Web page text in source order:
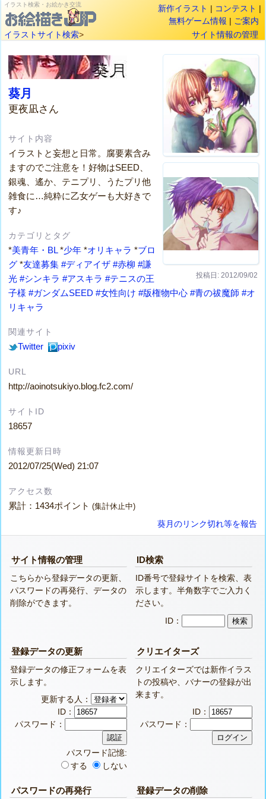
イラスト検索・お絵かき交流 新作イラスト | コンテスト |
無料ゲーム情報 | ご案内
イラストサイト検索> サイト情報の管理
投稿日: 2012/09/02
葵月
更夜凪さん
サイト内容
イラストと妄想と日常。腐要素含み
ますのでご注意を！好物はSEED、
銀魂、遙か、テニプリ、うたプリ他
雑食に…純粋に乙女ゲーも大好きで
す♪
カテゴリとタグ
*美青年・BL*少年 *オリキャラ *ブロ
グ *友達募集 #ディアイザ #赤柳 #謙
光 #シンキラ #アスキラ #テニスの王
子様 #ガンダムSEED #女性向け #版権物中心 #青の祓魔師 #オ
リキャラ
関連サイト
Twitter pixiv
URL
http://aoinotsukiyo.blog.fc2.com/
サイトID
18657
情報更新日時
2012/07/25(Wed) 21:07
アクセス数
累計：1434ポイント(集計休止中)
葵月のリンク切れ等を報告
サイト情報の管理
こちらから登録データの更新、
パスワードの再発行、データの
削除ができます。
ID検索
ID番号で登録サイトを検索、表
示します。半角数字でご入力く
ださい。
ID：
登録データの更新
登録データの修正フォームを表
示します。
更新する人：
ID：
パスワード：
パスワード記憶:
する
しない
クリエイターズ
クリエイターズでは新作イラス
トの投稿や、バナーの登録が出
来ます。
ID：
パスワード：
パスワードの再発行 登録データの削除